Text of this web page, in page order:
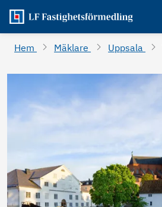
Hem Mäklare Uppsala